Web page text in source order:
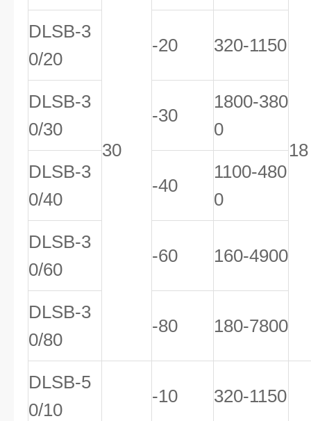
30 18
DLSB-3
0/20
-20 320-1150
DLSB-3
0/30
-30
1800-380
0
DLSB-3
0/40
-40
1100-480
0
DLSB-3
0/60
-60 160-4900
DLSB-3
0/80
-80 180-7800
DLSB-5
0/10
-10 320-1150